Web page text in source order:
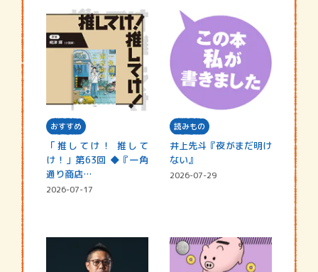
おすすめ
「推してけ！ 推して
け！」第63回 ◆『一角
通り商店…
2026-07-17
読みもの
井上先斗『夜がまだ明け
ない』
2026-07-29